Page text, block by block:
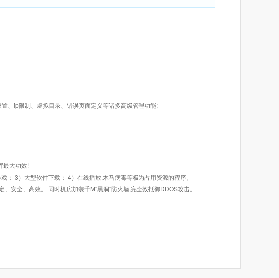
、ip限制、虚拟目录、错误页面定义等诸多高级管理功能;
最大功效!
3）大型软件下载； 4）在线播放,木马病毒等极为占用资源的程序。
安全、高效。 同时机房加装千M"黑洞"防火墙,完全效抵御DDOS攻击。